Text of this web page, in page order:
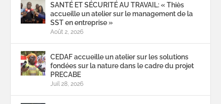
SANTÉ ET SÉCURITÉ AU TRAVAIL: « Thiès
accueille un atelier sur le management de la
SST en entreprise »
Août 2, 2026
CEDAF accueille un atelier sur les solutions
fondées sur la nature dans le cadre du projet
PRECABE
Juil 28, 2026